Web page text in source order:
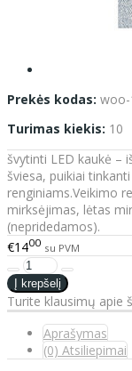
Prekės kodas: woo-
Turimas kiekis: 10
švytinti LED kaukė –
šviesa, puikiai
renginiams.Veikimo
mirksėjimas, lėtas
(nepridedamos).
€1400 su PVM
Turite klausimų apie
Aprašymas
(0) Atsiliepimai